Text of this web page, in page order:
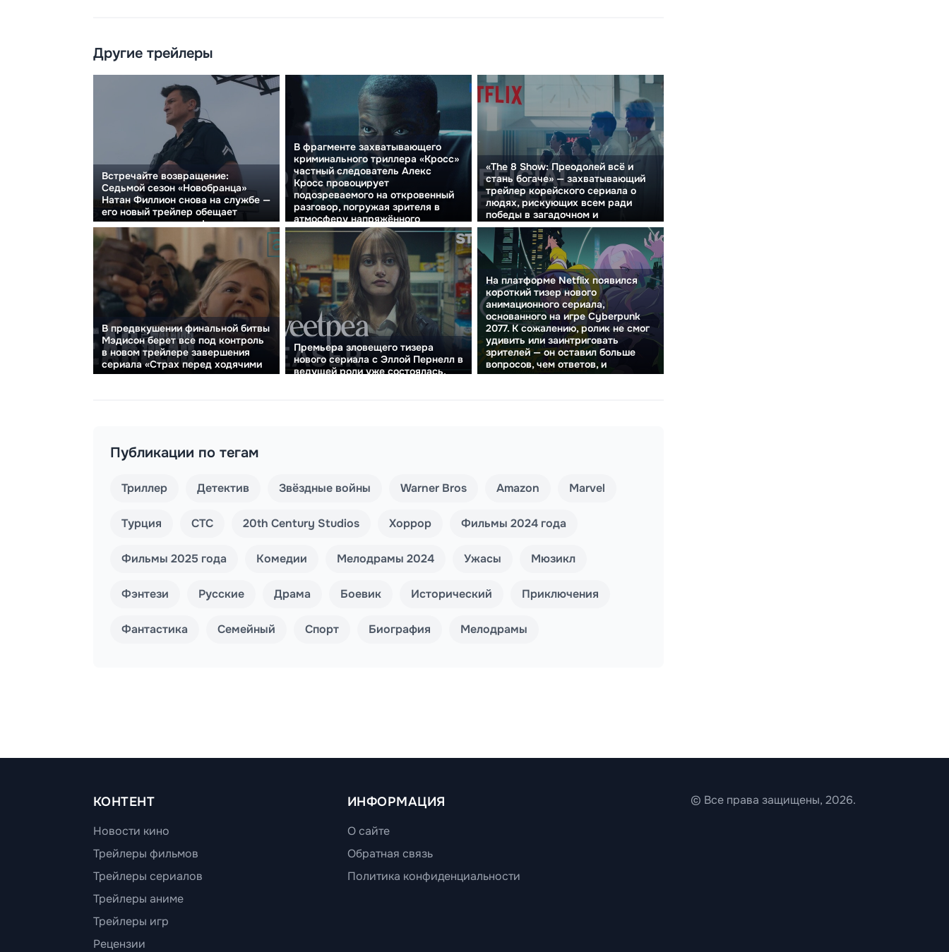
Другие трейлеры
Встречайте возвращение:
Седьмой сезон «Новобранца»
Натан Филлион снова на службе —
его новый трейлер обещает
захватывающее шоу!
В фрагменте захватывающего
криминального триллера «Кросс»
частный следователь Алекс
Кросс провоцирует
подозреваемого на откровенный
разговор, погружая зрителя в
атмосферу напряжённого
расследования.
«The 8 Show: Преодолей всё и
стань богаче» — захватывающий
трейлер корейского сериала о
людях, рискующих всем ради
победы в загадочном и
смертельно опасном шоу
В предвкушении финальной битвы
Мэдисон берет все под контроль
в новом трейлере завершения
сериала «Страх перед ходячими
мертвецами»
Премьера зловещего тизера
нового сериала с Эллой Пернелл в
ведущей роли уже состоялась.
На платформе Netflix появился
короткий тизер нового
анимационного сериала,
основанного на игре Cyberpunk
2077. К сожалению, ролик не смог
удивить или заинтриговать
зрителей — он оставил больше
вопросов, чем ответов, и
практически не
Публикации по тегам
Триллер Детектив Звёздные войны Warner Bros Amazon Marvel
Турция СТС 20th Century Studios Хоррор Фильмы 2024 года
Фильмы 2025 года Комедии Мелодрамы 2024 Ужасы Мюзикл
Фэнтези Русские Драма Боевик Исторический Приключения
Фантастика Семейный Спорт Биография Мелодрамы
КОНТЕНТ
Новости кино
Трейлеры фильмов
Трейлеры сериалов
Трейлеры аниме
Трейлеры игр
Рецензии
ИНФОРМАЦИЯ
О сайте
Обратная связь
Политика конфиденциальности
© Все права защищены, 2026.